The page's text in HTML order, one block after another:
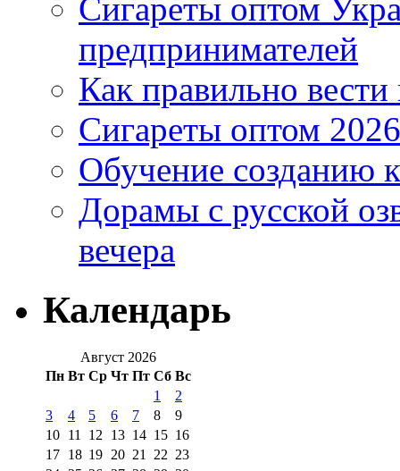
Сигареты оптом
предпринимателей
Как правильно
Сигареты оптом
Обучение созданию
Дорамы с русской
вечера
Календарь
Август 2026
Пн Вт Ср Чт Пт Сб Вс
1
2
3
4 5 6 7 8
9
10 11 12 13 14 15 16
17 18 19 20 21 22 23